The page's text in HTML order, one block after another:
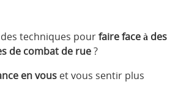
techniques pourfaire face à des
de combat de rue?
en vous et vous sentir plus